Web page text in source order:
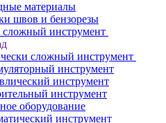
материалы
швов и бензорезы
сложный инструмент
сложный инструмент
инструмент
инструмент
инструмент
оборудование
инструмент